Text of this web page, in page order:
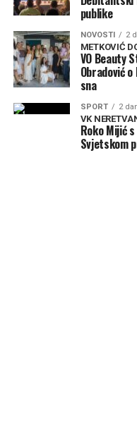
publike
NOVOSTI 2
METKOVIĆ
VO Beauty
Obradović
sna
SPORT 2
VK
Roko Mijić
Svjetskom